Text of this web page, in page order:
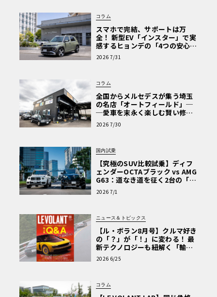
コラム
スマホで完結、サポートは万
全！ 新型EV「インスター」で実
感するヒョンデの「4つの安心」
【第1回・ヒョンデ6つの疑問：
Why? Hyundai?】〈PR〉
2026 7/31
コラム
全国からメルセデスが集う埼玉
の名店「オートフィールド」─
─愛車を末永く楽しむ賢い修理
術と、プロがフックス製オイル
を選ぶ理由〈PR〉
2026 7/30
国内試乗
【究極のSUV比較試乗】ディフ
ェンダーOCTAブラック vs AMG
G63：道なき道を征く2台の「対
極的アプローチ」
2026 7/1
ニュース＆トピックス
【ル・ボラン8月号】クルマ好き
の「？」が「！」に変わる！ 最
新テクノロジーも紐解く「輸入
車Q&A」
2026 6/25
コラム